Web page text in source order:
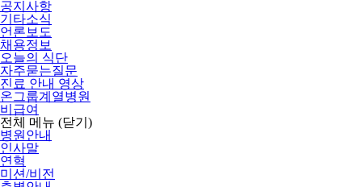
공지사항
기타소식
언론보도
채용정보
오늘의 식단
자주묻는질문
진료 안내 영상
온그룹계열병원
비급여
전체 메뉴 (닫기)
병원안내
인사말
연혁
미션/비전